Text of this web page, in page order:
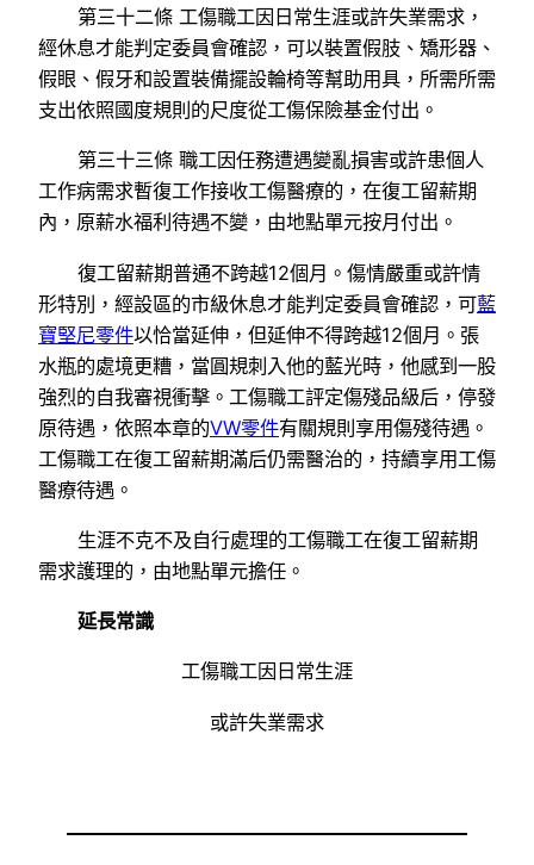
第三十二條 工傷職工因日常生涯或許失業需求，
經休息才能判定委員會確認，可以裝置假肢、矯形器、
假眼、假牙和設置裝備擺設輪椅等幫助用具，所需所需
支出依照國度規則的尺度從工傷保險基金付出。
第三十三條 職工因任務遭遇變亂損害或許患個人
工作病需求暫復工作接收工傷醫療的，在復工留薪期
內，原薪水福利待遇不變，由地點單元按月付出。
復工留薪期普通不跨越12個月。傷情嚴重或許情
形特別，經設區的市級休息才能判定委員會確認，可藍
寶堅尼零件以恰當延伸，但延伸不得跨越12個月。張
水瓶的處境更糟，當圓規刺入他的藍光時，他感到一股
強烈的自我審視衝擊。工傷職工評定傷殘品級后，停發
原待遇，依照本章的VW零件有關規則享用傷殘待遇。
工傷職工在復工留薪期滿后仍需醫治的，持續享用工傷
醫療待遇。
生涯不克不及自行處理的工傷職工在復工留薪期
需求護理的，由地點單元擔任。
延長常識
工傷職工因日常生涯
或許失業需求